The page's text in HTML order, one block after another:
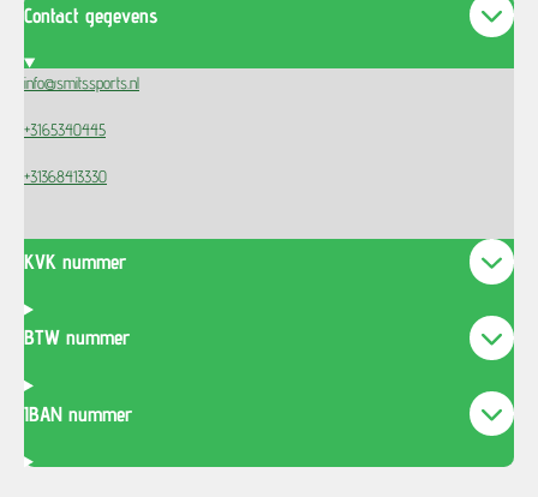
Contact gegevens
info@smitssports.nl
+3165340445
+31368413330
KVK nummer
BTW nummer
IBAN nummer